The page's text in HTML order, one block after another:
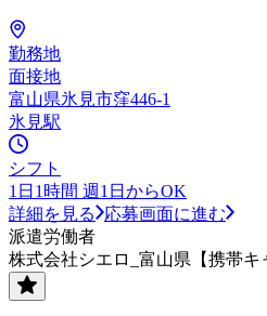
勤務地
面接地
富山県氷見市窪446-1
氷見駅
シフト
1日1時間 週1日からOK
詳細を見る
応募画面に進む
派遣労働者
株式会社シエロ_富山県【携帯